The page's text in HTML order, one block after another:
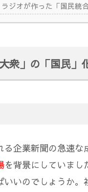
ラジオが作った「国民統合
衆」の「国民」
る企業新聞の急速な
を背景にしていまし
いいのでしょうか。